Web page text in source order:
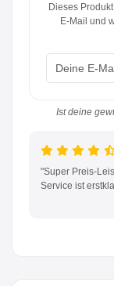
Dieses
E-Mail und
Ist deine
"Super Preis-
Service ist